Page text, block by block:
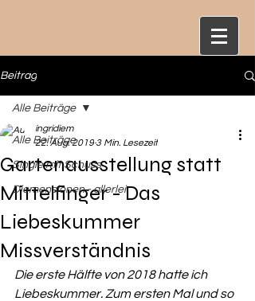
Beitrag
Alle Beiträge
Single mit Schuss
Diemensionen - allerlei
Alle Beiträge
Gartenausstellung statt
Mittelfinger - Das
Liebeskummer
Missverständnis
ingridiem
22. Aug. 20193 Min. Lesezeit
Die erste Hälfte von 2018 hatte ich
Liebeskummer. Zum ersten Mal und so